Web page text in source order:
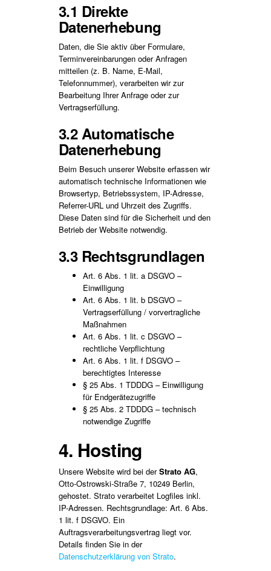
3.1 Direkte
Datenerhebung
Daten, die Sie aktiv über Formulare,
Terminvereinbarungen oder Anfragen
mitteilen (z. B. Name, E-Mail,
Telefonnummer), verarbeiten wir zur
Bearbeitung Ihrer Anfrage oder zur
Vertragserfüllung.
3.2 Automatische
Datenerhebung
Beim Besuch unserer Website erfassen wir
automatisch technische Informationen wie
Browsertyp, Betriebssystem, IP-Adresse,
Referrer-URL und Uhrzeit des Zugriffs.
Diese Daten sind für die Sicherheit und den
Betrieb der Website notwendig.
3.3 Rechtsgrundlagen
Art. 6 Abs. 1 lit. a DSGVO –
Einwilligung
Art. 6 Abs. 1 lit. b DSGVO –
Vertragserfüllung / vorvertragliche
Maßnahmen
Art. 6 Abs. 1 lit. c DSGVO –
rechtliche Verpflichtung
Art. 6 Abs. 1 lit. f DSGVO –
berechtigtes Interesse
§ 25 Abs. 1 TDDDG – Einwilligung
für Endgerätezugriffe
§ 25 Abs. 2 TDDDG – technisch
notwendige Zugriffe
4. Hosting
Unsere Website wird bei derStrato AG,
Otto-Ostrowski-Straße 7, 10249 Berlin,
gehostet. Strato verarbeitet Logfiles inkl.
IP-Adressen. Rechtsgrundlage: Art. 6 Abs.
1 lit. f DSGVO. Ein
Auftragsverarbeitungsvertrag liegt vor.
Details finden Sie in der
Datenschutzerklärung von Strato.